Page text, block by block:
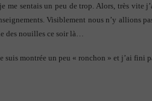
sentais un peu de trop. Alors, très vite
Visiblement nous n’y allions
des nouilles ce soir là…
suis montrée un peu « ronchon » et j’ai fini